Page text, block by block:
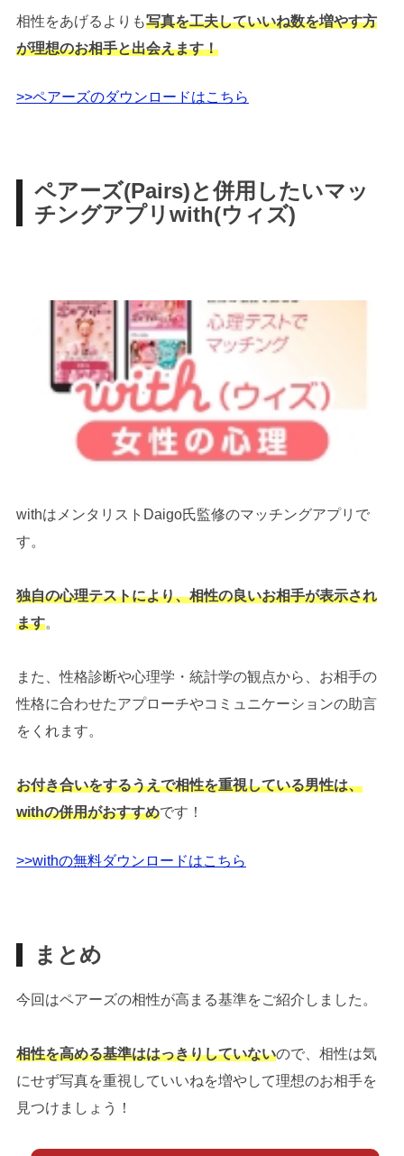
相性をあげるよりも写真を工夫していいね数を増やす方
が理想のお相手と出会えます！
>>ペアーズのダウンロードはこちら
ペアーズ(Pairs)と併用したいマッ
チングアプリwith(ウィズ)
withはメンタリストDaigo氏監修のマッチングアプリで
す。
独自の心理テストにより、相性の良いお相手が表示され
ます。
また、性格診断や心理学・統計学の観点から、お相手の
性格に合わせたアプローチやコミュニケーションの助言
をくれます。
お付き合いをするうえで相性を重視している男性は、
withの併用がおすすめです！
>>withの無料ダウンロードはこちら
まとめ
今回はペアーズの相性が高まる基準をご紹介しました。
相性を高める基準ははっきりしていないので、相性は気
にせず写真を重視していいねを増やして理想のお相手を
見つけましょう！